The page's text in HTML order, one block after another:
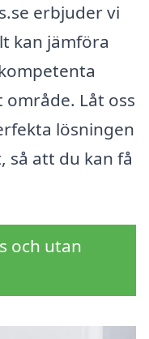
erbjuder vi
kan jämföra
Låt oss
lösningen
att du kan få
och utan